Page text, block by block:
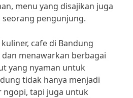
menu yang disajikan juga
seorang pengunjung.
cafe di Bandung
menawarkan berbagai
yang nyaman untuk
tidak hanya menjadi
tapi juga untuk